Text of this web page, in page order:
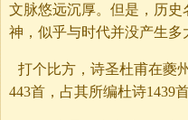
文脉悠远沉厚。但是，历
神，似乎与时代并没产生多
打个比方，诗圣杜甫在夔
443首，占其所编杜诗1439首